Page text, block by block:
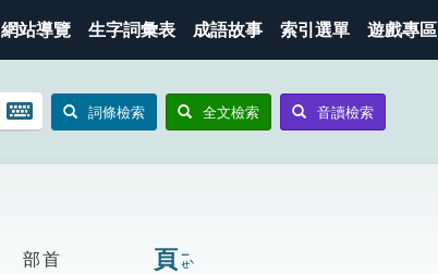
網站導覽 生字詞彙表 成語故事 索引選單 遊戲專區
開
鍵
詞條檢索 全文檢索 音讀檢索
部首 頁ㄧㄝˋ